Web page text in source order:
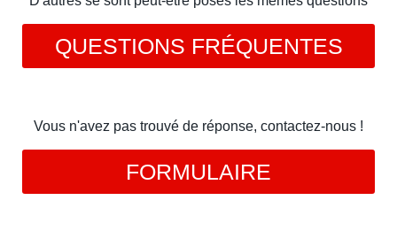
QUESTIONS FRÉQUENTES
Vous n'avez pas trouvé de réponse, contactez-nous !
FORMULAIRE